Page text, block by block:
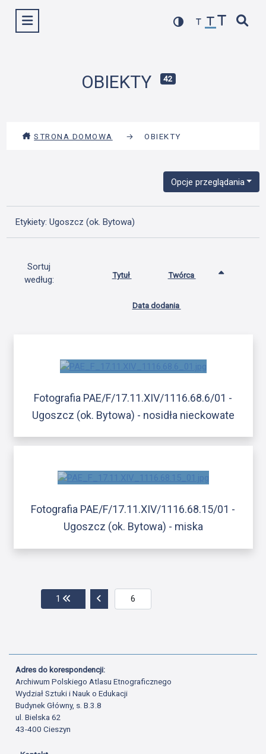
Wyświetl menu
OBIEKTY 42
STRONA DOMOWA → OBIEKTY
Opcje przeglądania
Etykiety: Ugoszcz (ok. Bytowa)
Sortuj
według:
Tytuł Twórca
Data dodania
Fotografia PAE/F/17.11.XIV/1116.68.6/01 -
Ugoszcz (ok. Bytowa) - nosidła nieckowate
Fotografia PAE/F/17.11.XIV/1116.68.15/01 -
Ugoszcz (ok. Bytowa) - miska
1 Przejdź do pierwszej strony
Przejdź do poprzedniej strony
Adres do korespondencji:
Archiwum Polskiego Atlasu Etnograficznego
Wydział Sztuki i Nauk o Edukacji
Budynek Główny, s. B.3.8
ul. Bielska 62
43-400 Cieszyn